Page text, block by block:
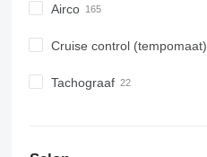
Airco
Cruise control (tempomaat)
Tachograaf